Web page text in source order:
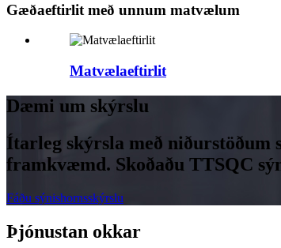
Gæðaeftirlit með unnum matvælum
Matvælaeftirlit
Dæmi um skýrslu
Ítarleg skýrsla með niðurstöðum
framkvæmd. Skoðaðu TTSQC
Fáðu sýnishornsskýrslu
Þjónustan okkar